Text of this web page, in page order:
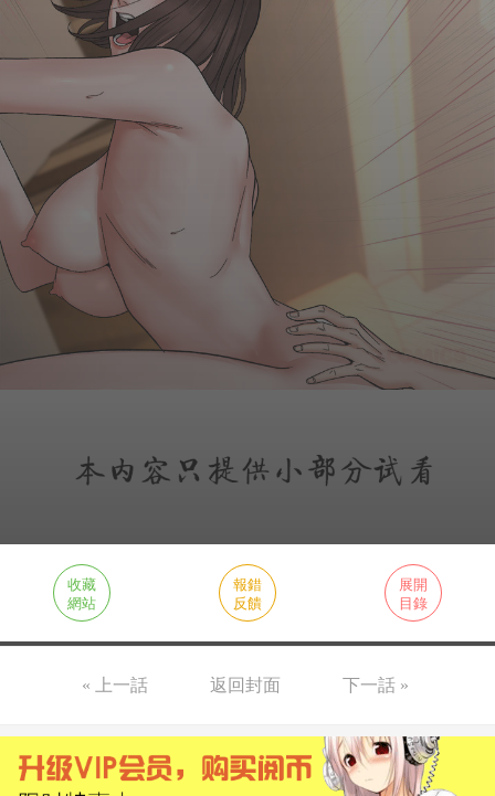
收藏
網站
報錯
反饋
展開
目錄
« 上一話 返回封面 下一話 »